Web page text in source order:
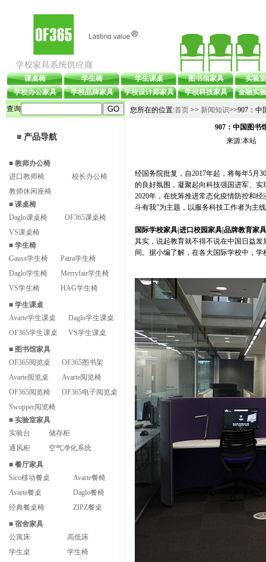
课桌椅 学生椅 学生课桌 图书馆家具
实验
学校办公家具
学校品牌家具 学校设计师家具 学校科技家具
金融实
查询
■ 产品导航
■ 教师办公椅
进口教师椅
校长办公椅
教师休闲座椅
■ 课桌椅
Daglo课桌椅
OF365课桌椅
VS课桌椅
■ 学生椅
Gauss学生椅
Patra学生椅
Daglo学生椅
Merryfair学生椅
VS学生椅
HAG学生椅
■ 学生课桌
Avarte学生课桌
Daglo学生课桌
OF365学生课桌
VS学生课桌
■ 图书馆家具
OF365阅览桌
OF365图书架
Avarte阅览桌
Avarte阅览椅
OF365阅览椅
OF365电子阅览桌
Swopper阅览椅
■ 实验室家具
实验台
储存柜
通风柜
空气净化系统
■ 餐厅家具
Sico移动餐桌
Avarte餐椅
Avarte餐桌
Daglo餐椅
经典餐桌椅
ZIPZ餐桌
■ 宿舍家具
公寓床
高低床
学生桌
学生椅
您所在的位置:首页>> 新闻知识>>907：中
907：中国图书
来源:本站
经国务院批复，自2017年起，将每年5月
的良好氛围，凝聚起向科技强国进军、
2020年，在统筹推进常态化疫情防控和
斗有我”为主题，以服务科技工作者为主
国际学校家具|进口校园家具|品牌教育家
其实，说起教育就不得不说在中国日益
间。据小编了解，在各大国际学校中，